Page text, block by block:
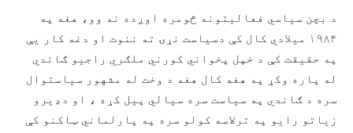
د بچن سیاسي فعالیتونه څومره اوږده نه وو، هغه په
۱۹۸۴ میلادي کال کې دسیاست نړۍ ته ننوت او دغه کار یې
په حقیقت کې د خپل پخواني کورني ملګري راجیو ګاندي
له پاره وکړ په هغه کال هغه د وخت له مشهور سیاستوال
سره د ګاندي په سیاست سره سیالي پیل کړه ، او دډیرو
زیاتو رایو په ترلاسه کولو سره په پارلماني ټاکنو کې